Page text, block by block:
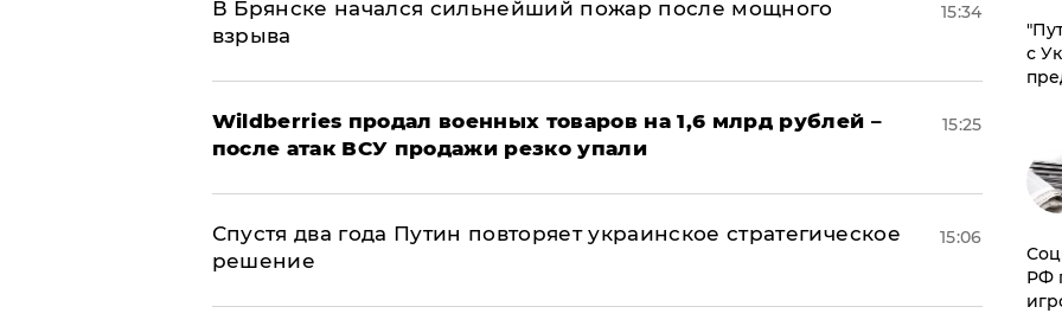
В Брянске начался сильнейший пожар после мощного
взрыва
15:34
​Wildberries продал военных товаров на 1,6 млрд рублей –
после атак ВСУ продажи резко упали
15:25
Спустя два года Путин повторяет украинское стратегическое
решение
15:06
с
РФ